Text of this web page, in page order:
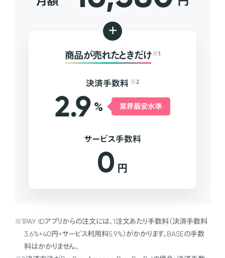
+
商品が売れたときだけ ※1
決済手数料 ※2
2.9 % 業界最安水準
サービス手数料
0 円
※1PAY IDアプリからの注文には、1注文あたり手数料（決済手数料
3.6%+40円+サービス利用料5.9%）がかかります。BASEの手数
料はかかりません。